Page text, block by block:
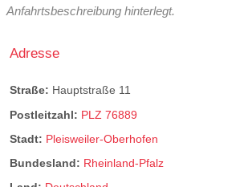
Anfahrtsbeschreibung hinterlegt.
Adresse
Straße: Hauptstraße 11
Postleitzahl: PLZ 76889
Stadt: Pleisweiler-Oberhofen
Bundesland: Rheinland-Pfalz